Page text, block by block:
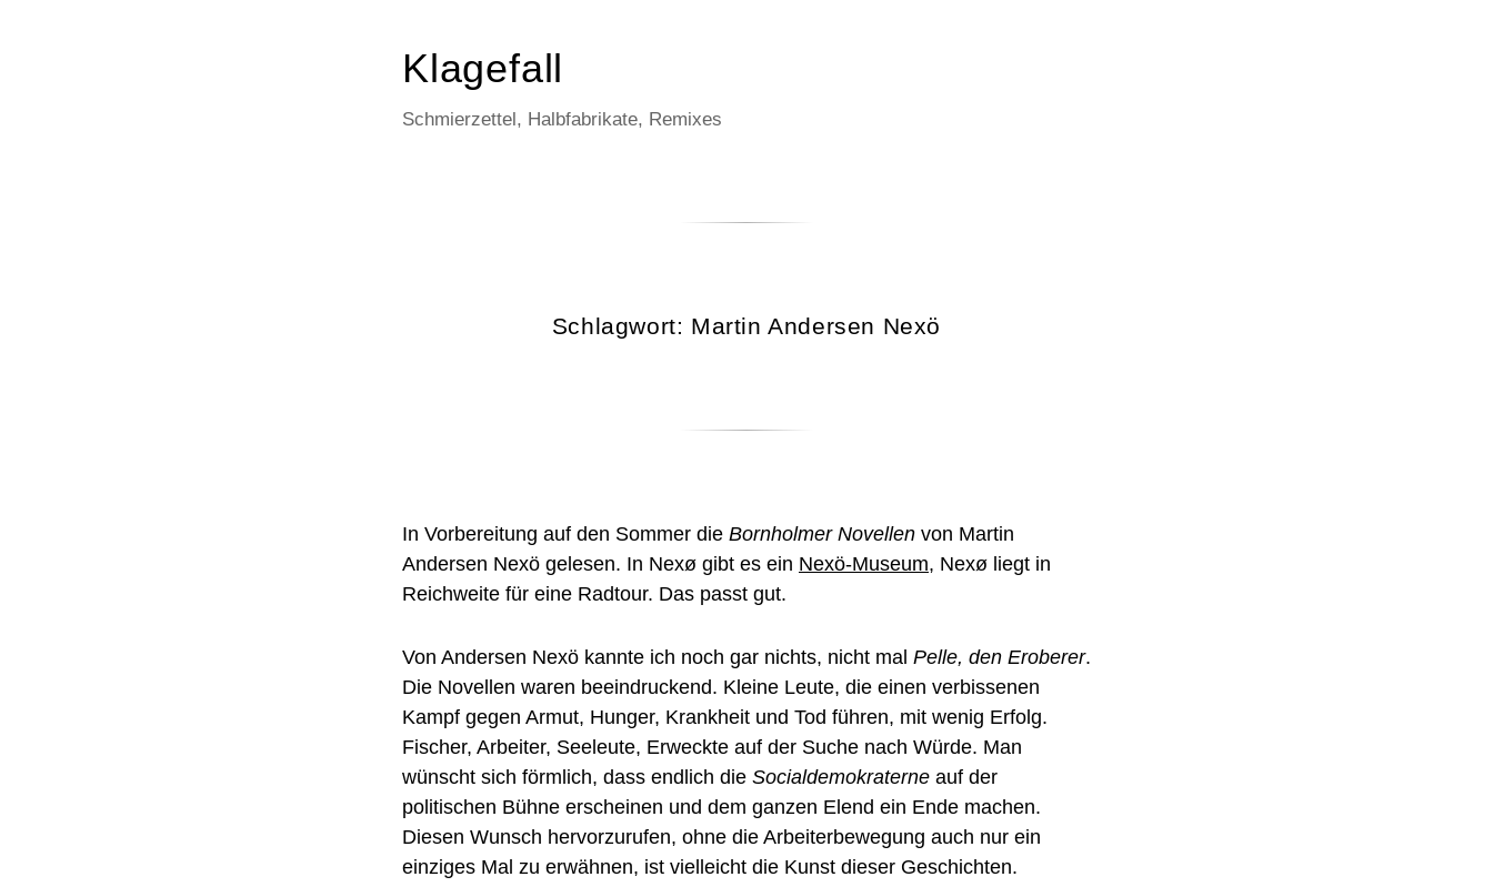
Klagefall
Schmierzettel, Halbfabrikate, Remixes
Schlagwort: Martin Andersen Nexö
In Vorbereitung auf den Sommer die Bornholmer Novellen von Martin
Andersen Nexö gelesen. In Nexø gibt es ein Nexö-Museum, Nexø liegt in
Reichweite für eine Radtour. Das passt gut.
Von Andersen Nexö kannte ich noch gar nichts, nicht mal Pelle, den Eroberer.
Die Novellen waren beeindruckend. Kleine Leute, die einen verbissenen
Kampf gegen Armut, Hunger, Krankheit und Tod führen, mit wenig Erfolg.
Fischer, Arbeiter, Seeleute, Erweckte auf der Suche nach Würde. Man
wünscht sich förmlich, dass endlich die Socialdemokraterne auf der
politischen Bühne erscheinen und dem ganzen Elend ein Ende machen.
Diesen Wunsch hervorzurufen, ohne die Arbeiterbewegung auch nur ein
einziges Mal zu erwähnen, ist vielleicht die Kunst dieser Geschichten.